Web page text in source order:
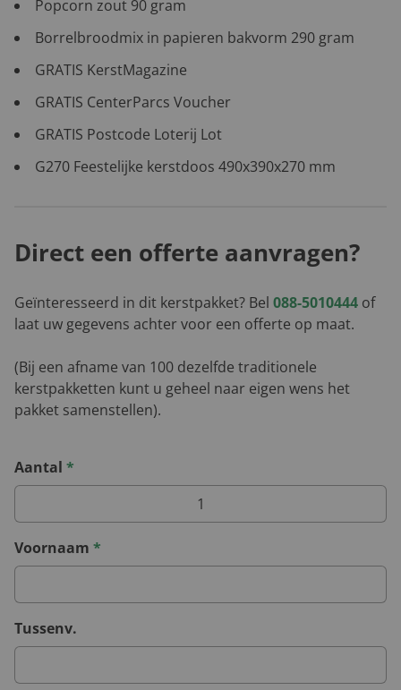
Popcorn zout 90 gram
Borrelbroodmix in papieren bakvorm 290 gram
GRATIS KerstMagazine
GRATIS CenterParcs Voucher
GRATIS Postcode Loterij Lot
G270 Feestelijke kerstdoos 490x390x270 mm
Direct een offerte aanvragen?
Geïnteresseerd in dit kerstpakket? Bel 088-5010444 of
laat uw gegevens achter voor een offerte op maat.
(Bij een afname van 100 dezelfde traditionele
kerstpakketten kunt u geheel naar eigen wens het
pakket samenstellen).
Aantal *
Voornaam *
Tussenv.